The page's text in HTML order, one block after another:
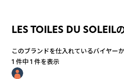
LES TOILES DU SOLEIL
このブランドを仕入れているバイヤー
1 件中 1 件を表示